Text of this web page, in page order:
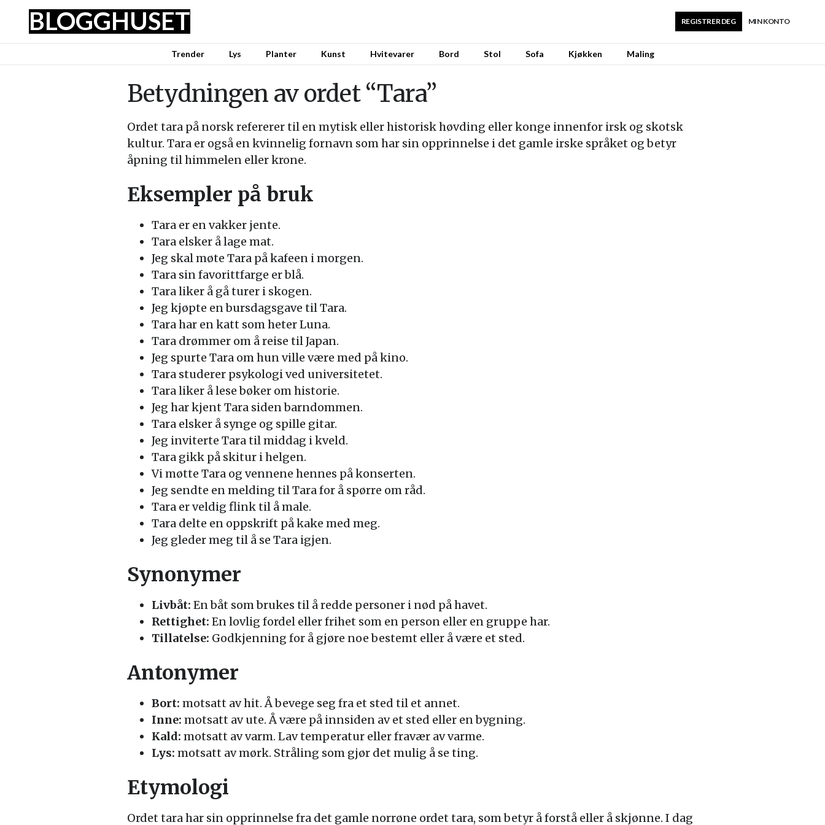
BLOGGHUSET MIN KONTO
REGISTRER DEG
Trender Lys Planter Kunst Hvitevarer Bord Stol Sofa Kjøkken Maling
Betydningen av ordet “Tara”
Ordet tara på norsk refererer til en mytisk eller historisk høvding eller konge innenfor irsk og skotsk
kultur. Tara er også en kvinnelig fornavn som har sin opprinnelse i det gamle irske språket og betyr
åpning til himmelen eller krone.
Eksempler på bruk
Tara er en vakker jente.
Tara elsker å lage mat.
Jeg skal møte Tara på kafeen i morgen.
Tara sin favorittfarge er blå.
Tara liker å gå turer i skogen.
Jeg kjøpte en bursdagsgave til Tara.
Tara har en katt som heter Luna.
Tara drømmer om å reise til Japan.
Jeg spurte Tara om hun ville være med på kino.
Tara studerer psykologi ved universitetet.
Tara liker å lese bøker om historie.
Jeg har kjent Tara siden barndommen.
Tara elsker å synge og spille gitar.
Jeg inviterte Tara til middag i kveld.
Tara gikk på skitur i helgen.
Vi møtte Tara og vennene hennes på konserten.
Jeg sendte en melding til Tara for å spørre om råd.
Tara er veldig flink til å male.
Tara delte en oppskrift på kake med meg.
Jeg gleder meg til å se Tara igjen.
Synonymer
Livbåt: En båt som brukes til å redde personer i nød på havet.
Rettighet: En lovlig fordel eller frihet som en person eller en gruppe har.
Tillatelse: Godkjenning for å gjøre noe bestemt eller å være et sted.
Antonymer
Bort: motsatt av hit. Å bevege seg fra et sted til et annet.
Inne: motsatt av ute. Å være på innsiden av et sted eller en bygning.
Kald: motsatt av varm. Lav temperatur eller fravær av varme.
Lys: motsatt av mørk. Stråling som gjør det mulig å se ting.
Etymologi
Ordet tara har sin opprinnelse fra det gamle norrøne ordet tara, som betyr å forstå eller å skjønne. I dag